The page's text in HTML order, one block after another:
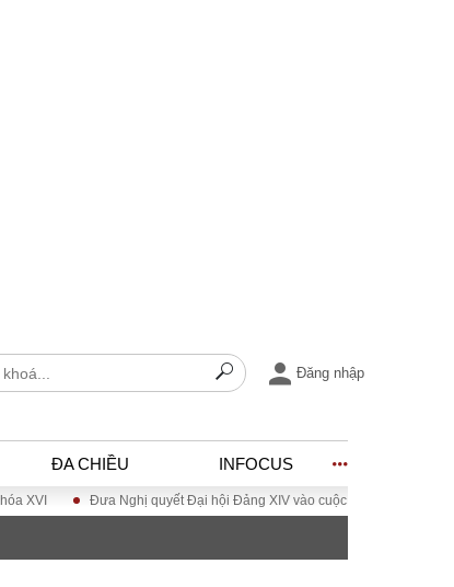
Đăng nhập
ĐA CHIỀU INFOCUS
Đưa Nghị quyết Đại hội Đảng XIV vào cuộc sống